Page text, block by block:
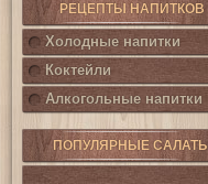
РЕЦЕПТЫ НАПИТКОВ
Холодные напитки
Коктейли
Алкогольные напитки
ПОПУЛЯРНЫЕ САЛАТЫ